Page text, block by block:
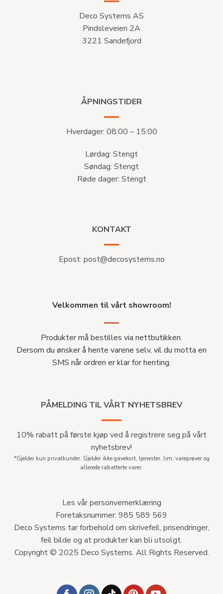
Deco Systems AS
Pindsleveien 2A
3221 Sandefjord
ÅPNINGSTIDER
Hverdager: 08:00 – 15:00
Lørdag: Stengt
Søndag: Stengt
Røde dager: Stengt
KONTAKT
Epost: post@decosystems.no
Velkommen til vårt showroom!
Produkter må bestilles via nettbutikken.
Dersom du ønsker å hente varene selv, vil du motta en
SMS når ordren er klar for henting.
PÅMELDING TIL VÅRT NYHETSBREV
10% rabatt på første kjøp ved å registrere seg på vårt
nyhetsbrev!
*Gjelder kun privatkunder. Gjelder ikke gavekort, tjenester, lim, vareprøver og
allerede rabatterte varer.
Les vår personvernerklæring
Foretaksnummer: 985 589 569
Deco Systems tar forbehold om skrivefeil, prisendringer,
feil bilde og at produkter kan bli utsolgt.
Copyright © 2025 Deco Systems. All Rights Reserved.